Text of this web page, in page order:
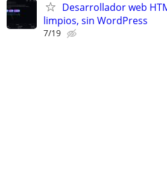
Desarrollador web
limpios, sin WordPress
7/19